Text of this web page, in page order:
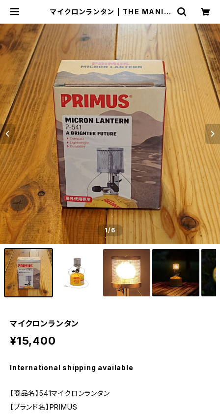
マイクロンランタン | THE MANIA
1/6
マイクロンランタン
¥15,400
International shipping available
【商品名】541マイクロンランタン
【ブランド名】PRIMUS